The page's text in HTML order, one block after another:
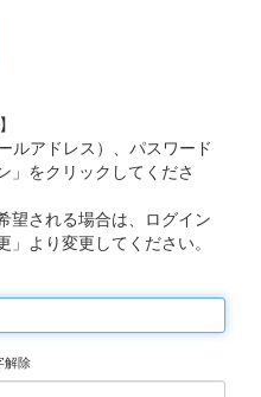
ルアドレス）、パスワード
」をクリックしてくださ
望される場合は、ログイン
」より変更してください。
解除